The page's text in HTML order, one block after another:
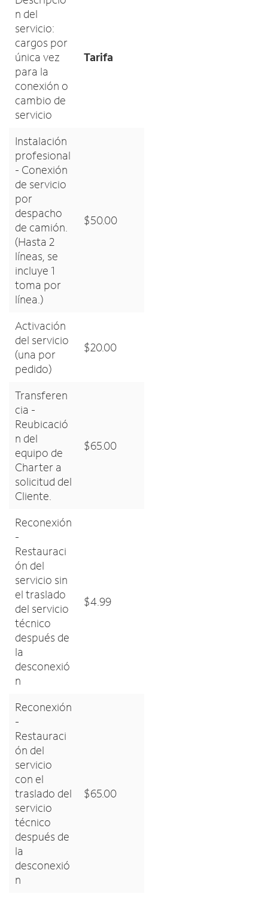
n del
servicio:
cargos por
única vez
para la
conexión o
cambio de
servicio
Tarifa
Instalación
profesional
- Conexión
de servicio
por
despacho
de camión.
(Hasta 2
líneas, se
incluye 1
toma por
línea.)
$50.00
Activación
del servicio
(una por
pedido)
$20.00
Transferen
cia -
Reubicació
n del
equipo de
Charter a
solicitud del
Cliente.
$65.00
Reconexión
-
Restauraci
ón del
servicio sin
el traslado
del servicio
técnico
después de
la
desconexió
n
$4.99
Reconexión
-
Restauraci
ón del
servicio
con el
traslado del
servicio
técnico
después de
la
desconexió
n
$65.00